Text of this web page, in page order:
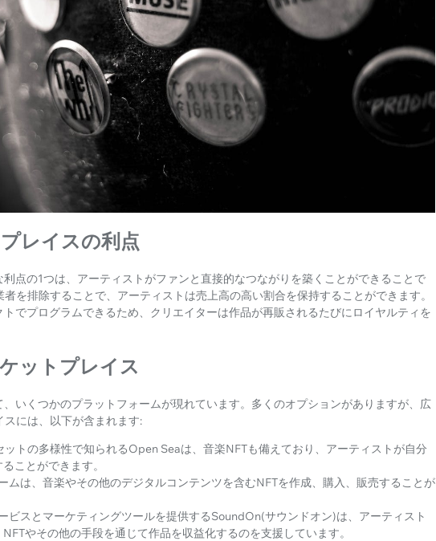
レイスの利点
点の1つは、アーティストがファンと直接的なつながりを築くことができることで
を排除することで、アーティストは売上高の高い割合を保持することができます。
でプログラムできるため、クリエイターは作品が再販されるたびにロイヤルティを
ットプレイス
いくつかのプラットフォームが現れています。多くのオプションがありますが、広
には、以下が含まれます:
ットの多様性で知られるOpen Seaは、音楽NFTも備えており、アーティストが自分
ことができます。
ムは、音楽やその他のデジタルコンテンツを含むNFTを作成、購入、販売することが
ビスとマーケティングツールを提供するSoundOn(サウンドオン)は、アーティスト
やその他の手段を通じて作品を収益化するのを支援しています。